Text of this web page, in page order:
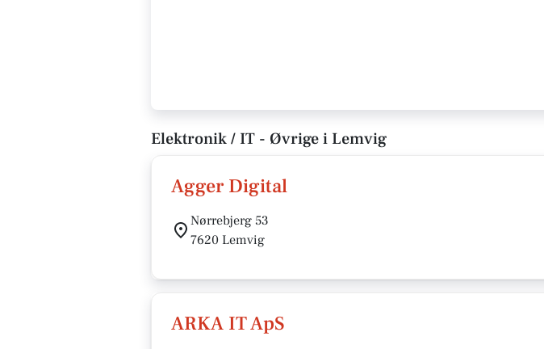
Elektronik / IT - Øvrige i Lemvig
Agger Digital
Nørrebjerg 53
7620 Lemvig
ARKA IT ApS